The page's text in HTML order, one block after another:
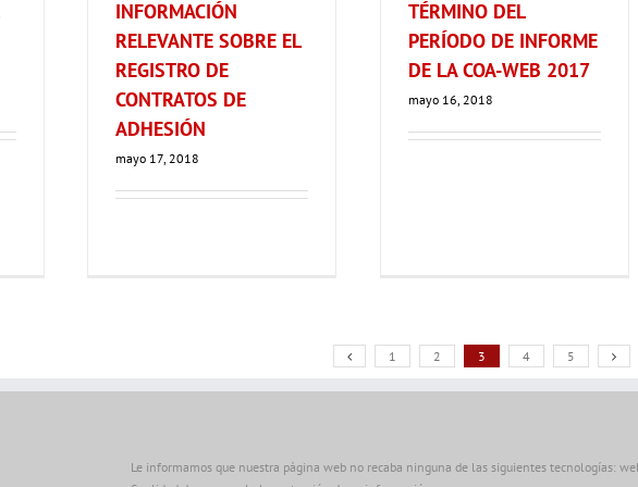
INFORMACIÓN
RELEVANTE SOBRE EL
REGISTRO DE
CONTRATOS DE
ADHESIÓN
mayo 17, 2018
TÉRMINO DEL
PERÍODO DE INFORME
DE LA COA-WEB 2017
mayo 16, 2018
1 2 3 4 5
Le informamos que nuestra página web no recaba ninguna de las siguientes tecnologías: